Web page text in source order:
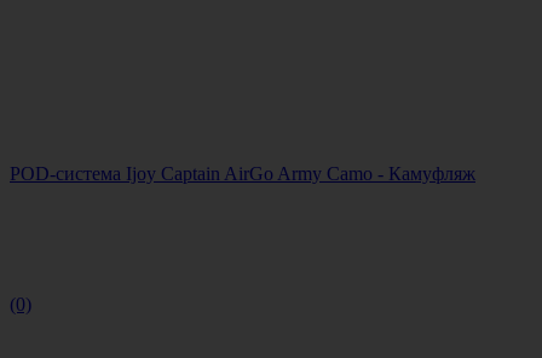
POD-система Ijoy Captain AirGo Army Camo - Камуфляж
(0)